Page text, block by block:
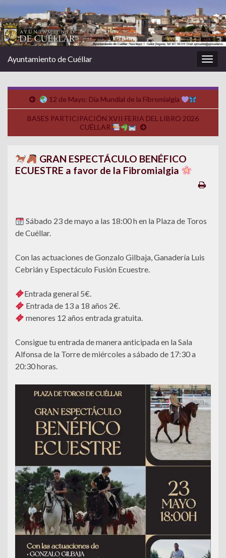
la
Ayuntamiento de Cuéllar
12 de Mayo: Día Mundial de la Fibromialgia
BASES PARTICIPACIÓN XVII FERIA DEL LIBRO 2026
CUÉLLAR
GRAN ESPECTÁCULO BENÉFICO
ECUESTRE a favor de la Fibromialgia
Sábado 23 de mayo a las 18:00 h en la Plaza de Toros
de Cuéllar.
Con las actuaciones de Gonzalo Gilbaja, Ganadería Luis
Cebrián y Espectáculo Fusión Ecuestre.
Entrada general 5€.
Entrada de 13 a 18 años 2€.
menores 12 años entrada gratuita.
Consigue tu entrada de manera anticipada en la Sala
Alfonsa de la Torre de miércoles a sábado de 17:30 a
20:30 horas.